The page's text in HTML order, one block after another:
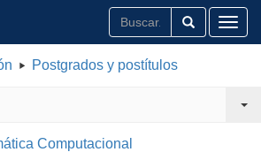
Postgrados y postítulos
Computacional